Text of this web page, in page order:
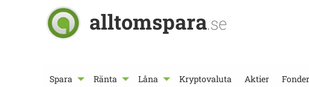
alltomspara.se
Spara Ränta Låna Kryptovaluta Aktier Fonder